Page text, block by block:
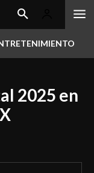
2025 en